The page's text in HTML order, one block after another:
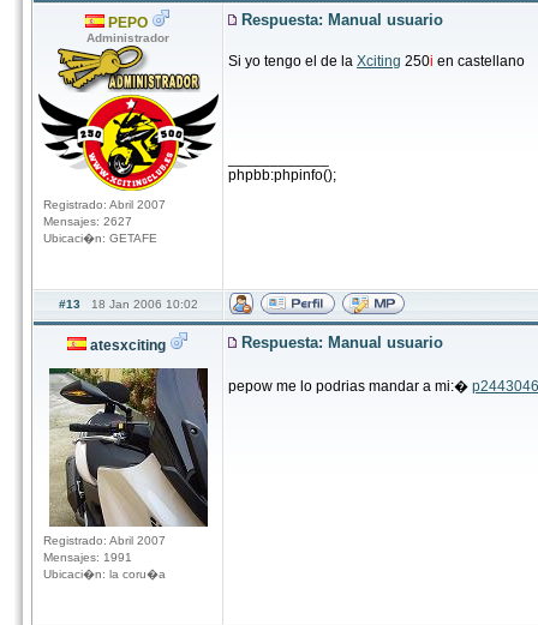
PEPO
Administrador
Registrado: Abril 2007
Mensajes: 2627
Ubicaci�n: GETAFE
Respuesta: Manual usuario
Si yo tengo el de la Xciting 250i en castellano
phpbb:phpinfo();
#13 18 Jan 2006 10:02
atesxciting
Registrado: Abril 2007
Mensajes: 1991
Ubicaci�n: la coru�a
Respuesta: Manual usuario
pepow me lo podrias mandar a mi:�